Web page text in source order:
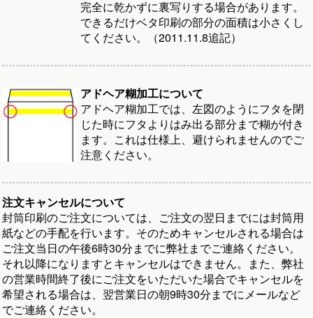
完全に乾かずに裏写りする場合があります。
できるだけベタ印刷の部分の面積は小さくし
てください。（2011.11.8追記）
アドヘア糊加工について
アドヘア糊加工では、左図のようにフタを閉
じた時にフタよりはみ出る部分まで糊が付き
ます。これは仕様上、避けられませんのでご
注意ください。
注文キャンセルについて
封筒印刷のご注文については、ご注文の翌日までには封筒用
紙などの手配を行います。そのためキャンセルされる場合は
ご注文当日の午後6時30分までに弊社までご連絡ください。
それ以降になりますとキャンセルはできません。また、弊社
の営業時間終了後にご注文をいただいた場合でキャンセルを
希望される場合は、翌営業日の朝9時30分までにメールなど
でご連絡ください。